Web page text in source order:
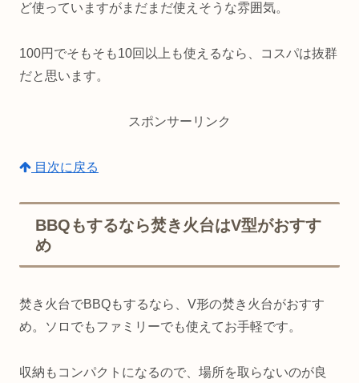
ど使っていますがまだまだ使えそうな雰囲気。
100円でそもそも10回以上も使えるなら、コスパは抜群
だと思います。
スポンサーリンク
目次に戻る
BBQもするなら焚き火台はV型がおすす
め
焚き火台でBBQもするなら、V形の焚き火台がおすす
め。ソロでもファミリーでも使えてお手軽です。
収納もコンパクトになるので、場所を取らないのが良